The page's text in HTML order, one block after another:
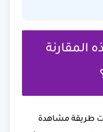
المقارنة
طريقة مشاهدة